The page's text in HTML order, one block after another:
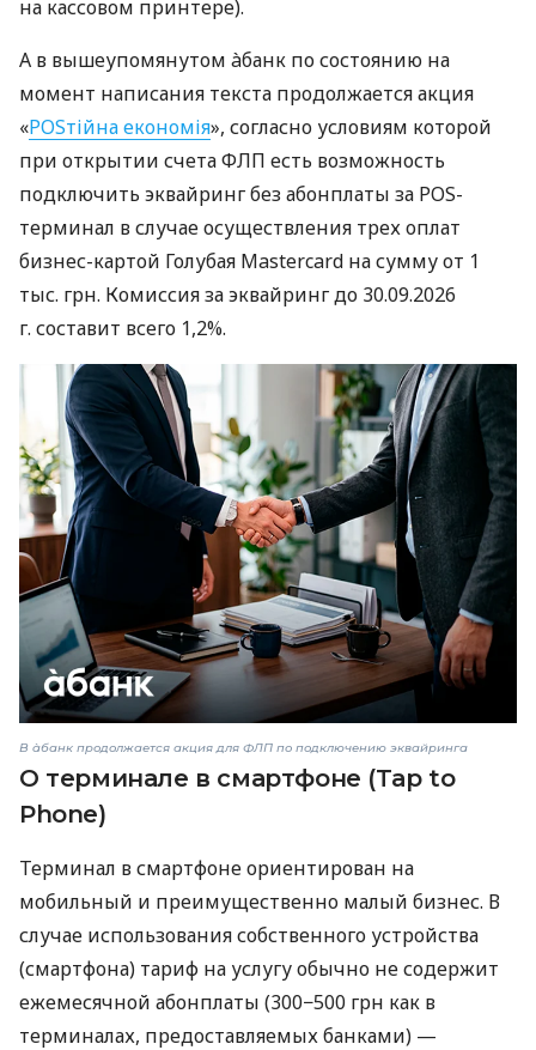
на кассовом принтере).
А в вышеупомянутом àбанк по состоянию на
момент написания текста продолжается акция
«POSтійна економія», согласно условиям которой
при открытии счета ФЛП есть возможность
подключить эквайринг без абонплаты за POS-
терминал в случае осуществления трех оплат
бизнес-картой Голубая Mastercard на сумму от 1
тыс. грн. Комиссия за эквайринг до 30.09.2026
г. составит всего 1,2%.
В àбанк продолжается акция для ФЛП по подключению эквайринга
О терминале в смартфоне (Tap to
Phone)
Терминал в смартфоне ориентирован на
мобильный и преимущественно малый бизнес. В
случае использования собственного устройства
(смартфона) тариф на услугу обычно не содержит
ежемесячной абонплаты (300−500 грн как в
терминалах, предоставляемых банками) —